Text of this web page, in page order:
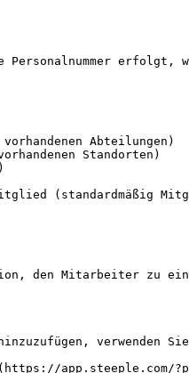
erfolgt,
Abteilungen)
Standorten)
(standardmäßig
den Mitarbeiter zu